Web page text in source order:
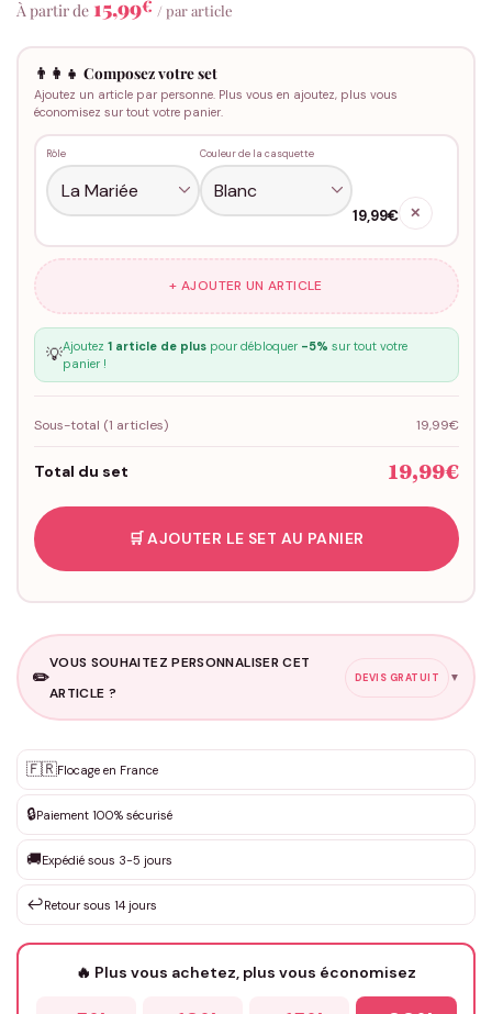
À partir de 15,99€ / par article
👨‍👩‍👧 Composez votre set
Ajoutez un article par personne. Plus vous en ajoutez, plus vous
économisez sur tout votre panier.
Rôle Couleur de la casquette
19,99€ ✕
+ AJOUTER UN ARTICLE
💡Ajoutez 1 article de pluspour débloquer -5% sur tout votre
panier !
Sous-total (1 articles) 19,99€
Total du set 19,99€
🛒 AJOUTER LE SET AU PANIER
✏️
VOUS SOUHAITEZ PERSONNALISER CET
ARTICLE ?
DEVIS GRATUIT ▼
✨ Personnalisation sur mesure
DEVIS GRATUIT · Personnalisation de 3 à 10€ selon la demande
Que souhaitez-vous ?*
Votre texte / idée*
🇫🇷Flocage en France
🔒Paiement 100% sécurisé
🚚Expédié sous 3-5 jours
↩️Retour sous 14 jours
🔥 Plus vous achetez, plus vous économisez